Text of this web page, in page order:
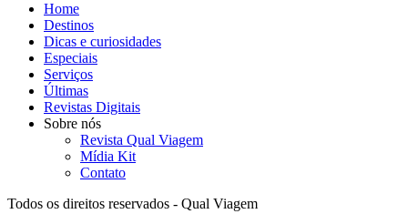
Home
Destinos
Dicas e curiosidades
Especiais
Serviços
Últimas
Revistas Digitais
Sobre nós
Revista Qual Viagem
Mídia Kit
Contato
Todos os direitos reservados - Qual Viagem